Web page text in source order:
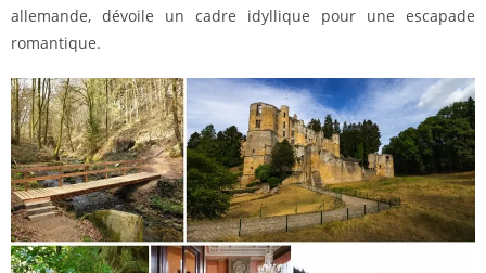
allemande, dévoile un cadre idyllique pour une escapade
romantique.